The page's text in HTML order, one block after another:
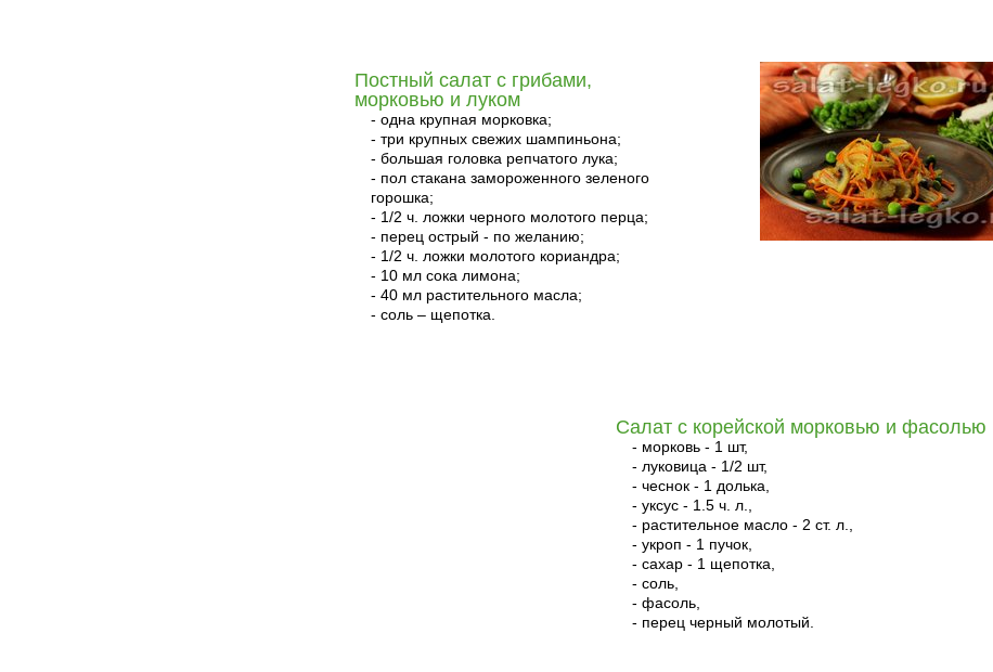
Постный салат с грибами,
морковью и луком
- одна крупная морковка;
- три крупных свежих шампиньона;
- большая головка репчатого лука;
- пол стакана замороженного зеленого
горошка;
- 1/2 ч. ложки черного молотого перца;
- перец острый - по желанию;
- 1/2 ч. ложки молотого кориандра;
- 10 мл сока лимона;
- 40 мл растительного масла;
- соль – щепотка.
Салат с корейской морковью и фасолью
- морковь - 1 шт,
- луковица - 1/2 шт,
- чеснок - 1 долька,
- уксус - 1.5 ч. л.,
- растительное масло - 2 ст. л.,
- укроп - 1 пучок,
- сахар - 1 щепотка,
- соль,
- фасоль,
- перец черный молотый.